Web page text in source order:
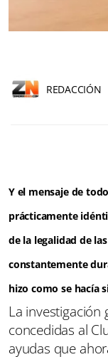
REDACCIÓN
Y el mensaje de
prácticamente
de la legalidad de
constantemente
hizo como se hacía
La investigación
concedidas al
ayudas que